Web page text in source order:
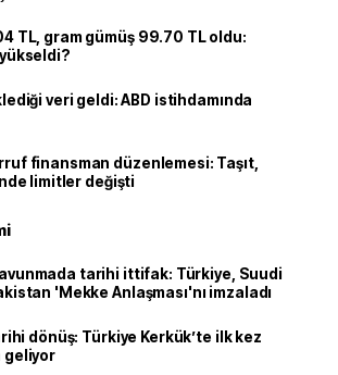
TL, gram gümüş 99.70 TL oldu:
veri geldi: ABD istihdamında
finansman düzenlemesi: Taşıt,
limitler değişti
tarihi ittifak: Türkiye, Suudi
'Mekke Anlaşması'nı imzaladı
dönüş: Türkiye Kerkük’te ilk kez
geliyor